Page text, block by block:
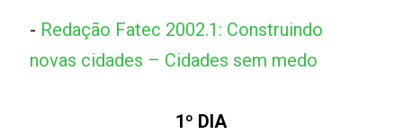
- Redação Fatec 2002.1: Construindo
novas cidades – Cidades sem medo
1º DIA